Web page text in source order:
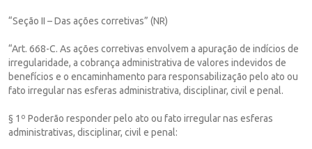
“Seção II – Das ações corretivas” (NR)
“Art. 668-C. As ações corretivas envolvem a apuração de indícios de
irregularidade, a cobrança administrativa de valores indevidos de
benefícios e o encaminhamento para responsabilização pelo ato ou
fato irregular nas esferas administrativa, disciplinar, civil e penal.
§ 1º Poderão responder pelo ato ou fato irregular nas esferas
administrativas, disciplinar, civil e penal: